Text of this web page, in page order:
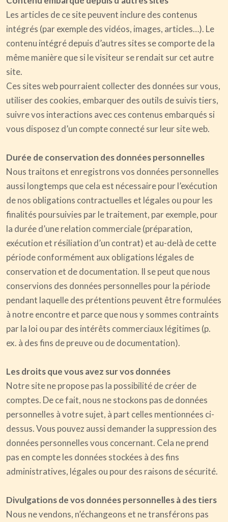
Les articles de ce site peuvent inclure des contenus
intégrés (par exemple des vidéos, images, articles…). Le
contenu intégré depuis d’autres sites se comporte de la
même manière que si le visiteur se rendait sur cet autre
site.
Ces sites web pourraient collecter des données sur vous,
utiliser des cookies, embarquer des outils de suivis tiers,
suivre vos interactions avec ces contenus embarqués si
vous disposez d’un compte connecté sur leur site web.
Durée de conservation des données personnelles
Nous traitons et enregistrons vos données personnelles
aussi longtemps que cela est nécessaire pour l’exécution
de nos obligations contractuelles et légales ou pour les
finalités poursuivies par le traitement, par exemple, pour
la durée d’une relation commerciale (préparation,
exécution et résiliation d’un contrat) et au-delà de cette
période conformément aux obligations légales de
conservation et de documentation. Il se peut que nous
conservions des données personnelles pour la période
pendant laquelle des prétentions peuvent être formulées
à notre encontre et parce que nous y sommes contraints
par la loi ou par des intérêts commerciaux légitimes (p.
ex. à des fins de preuve ou de documentation).
Les droits que vous avez sur vos données
Notre site ne propose pas la possibilité de créer de
comptes. De ce fait, nous ne stockons pas de données
personnelles à votre sujet, à part celles mentionnées ci-
dessus. Vous pouvez aussi demander la suppression des
données personnelles vous concernant. Cela ne prend
pas en compte les données stockées à des fins
administratives, légales ou pour des raisons de sécurité.
Divulgations de vos données personnelles à des tiers
Nous ne vendons, n’échangeons et ne transférons pas